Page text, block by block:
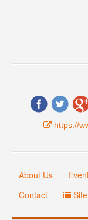
https://
About Us
Contact